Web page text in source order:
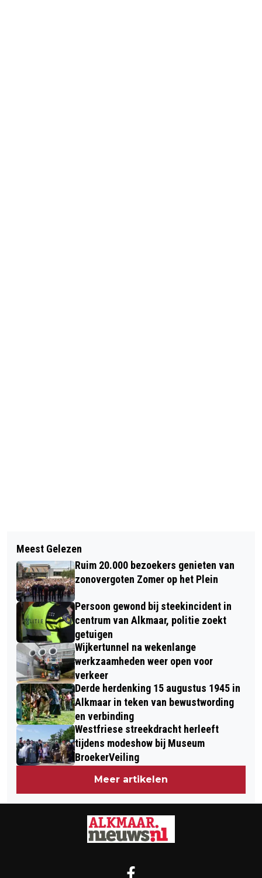
PIETER VAN DIJK SPEELT WERKEN
VAN SCHEIDT, SWEELINCK EN BACH
TIJDENS ZOMERAVONDCONCERT IN
GROTE KERK
KOMEND WEEKEND ZOMER OP HET
(CANADA)PLEIN MET DOTAN, YORICK
VAN NORDEN EN ANNE SOLDAAT,
LUUK RANSIJN EN TYPHOON
Meest Gelezen
Ruim 20.000 bezoekers genieten van
zonovergoten Zomer op het Plein
Persoon gewond bij steekincident in
centrum van Alkmaar, politie zoekt
getuigen
Wijkertunnel na wekenlange
werkzaamheden weer open voor
verkeer
Derde herdenking 15 augustus 1945 in
Alkmaar in teken van bewustwording
en verbinding
Westfriese streekdracht herleeft
tijdens modeshow bij Museum
BroekerVeiling
Meer artikelen